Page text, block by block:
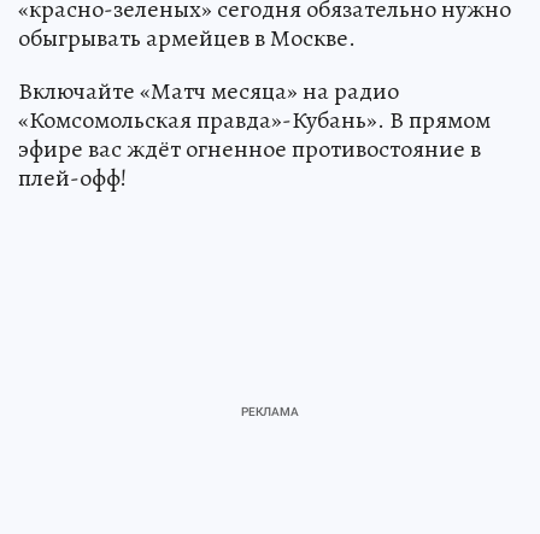
«красно-зеленых» сегодня обязательно нужно
обыгрывать армейцев в Москве.
Включайте «Матч месяца» на радио
«Комсомольская правда»-Кубань». В прямом
эфире вас ждёт огненное противостояние в
плей-офф!